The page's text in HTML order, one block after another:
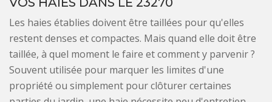
Les haies établies doivent être taillées pour qu'elles
restent denses et compactes. Mais quand elle doit être
taillée, à quel moment le faire et comment y parvenir ?
Souvent utilisée pour marquer les limites d'une
propriété ou simplement pour clôturer certaines